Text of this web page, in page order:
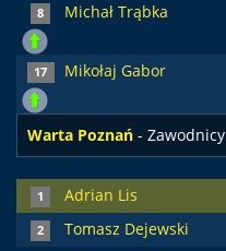
8 Michał Trąbka
17 Mikołaj Gabor
Warta Poznań - Zawodnicy
1 Adrian Lis
2 Tomasz Dejewski